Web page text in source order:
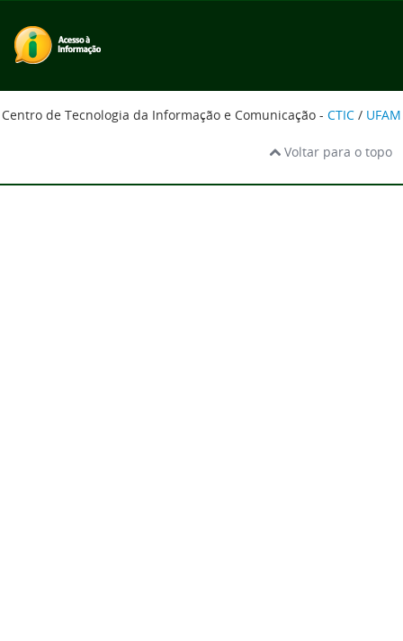
Centro de Tecnologia da Informação e Comunicação - CTIC / UFAM
Voltar para o topo